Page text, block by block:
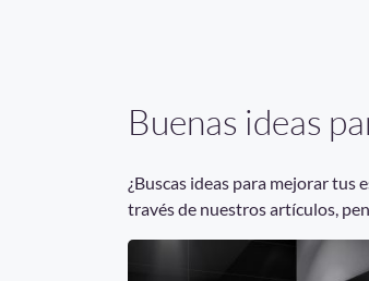
Buenas ideas
¿Buscas ideas para mejorar tus
través de nuestros artículos,